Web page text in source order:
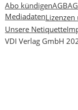
Abo kündigenAGB
MediadatenLizenzen
Unsere Netiquette
VDI Verlag GmbH